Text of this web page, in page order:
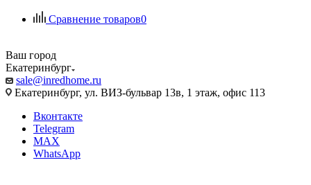
Сравнение товаров0
Ваш город
Екатеринбург
sale@inredhome.ru
Екатеринбург, ул. ВИЗ-бульвар 13в, 1 этаж, офис 113
Вконтакте
Telegram
MAX
WhatsApp